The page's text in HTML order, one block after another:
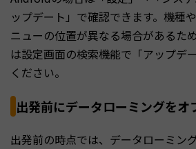
ップデート」で確認できます。機種
ニューの位置が異なる場合があるた
は設定画面の検索機能で「アップデ
ください。
出発前にデータローミングをオ
出発前の時点では、データローミン